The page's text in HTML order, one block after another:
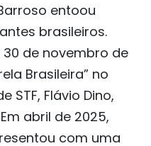
entoou
brasileiros.
de novembro de
Brasileira” no
STF, Flávio Dino,
abril de 2025,
com uma